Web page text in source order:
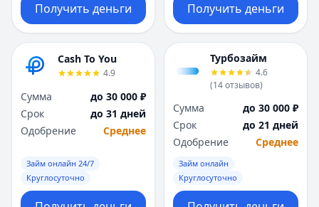
Получить деньги Получить деньги
Cash To You
4.9
Сумма
до 30 000 ₽
Срок
до 31 дней
Одобрение
Среднее
Займ онлайн 24/7
Круглосуточно
Турбозайм
4.6
(14отзывов)
Сумма
до 30 000 ₽
Срок
до 21 дней
Одобрение
Среднее
Займ онлайн
Круглосуточно